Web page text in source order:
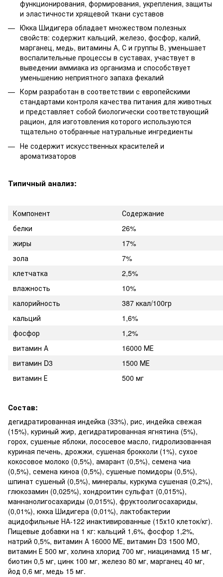
функционирования, формирования, укрепления, защиты
и эластичности хрящевой ткани суставов
Юкка Шидигера обладает множеством полезных
свойств: содержит кальций, железо, фосфор, калий,
марганец, медь, витамины А, С и группы В, уменьшает
воспалительные процессы в суставах, участвует в
выведении аммиака из организма и способствует
уменьшению неприятного запаха фекалий
Корм разработан в соответствии с европейскими
стандартами контроля качества питания для животных
и представляет собой биологически соответствующий
рацион, для изготовления которого используются
тщательно отобранные натуральные ингредиенты
Не содержит искусственных красителей и
ароматизаторов
Типичный анализ:
Компонент
Содержание
белки
26%
жиры
17%
зола
7%
клетчатка
2,5%
влажность
10%
калорийность
387 ккал/100гр
кальций
1,6%
фосфор
1,2%
витамин А
16000 МЕ
витамин D3
1500 МЕ
витамин Е
500 мг
Состав:
дегидратированная индейка (33%), рис, индейка свежая
(15%), куриный жир, дегидратированная ягнятина (5%),
горох, сушеные яблоки, лососевое масло, гидролизованная
куриная печень, дрожжи, сушеная брокколи (1%), сухое
кокосовое молоко (0,5%), амарант (0,5%), семена чиа
(0,5%), семена киноа (0,5%), сушеные помидоры (0,5%),
шпинат сушеный (0,5%), минералы, куркума сушеная (0,2%),
глюкозамин (0,025%), хондроитин сульфат (0,015%),
маннанолигосахариды (0,015%), фруктоолигосахариды,
(0,01%), юкка Шидигера (0,01%), лактобактерии
ацидофильные НА-122 инактивированные (15х10 клеток/кг).
Пищевые добавки на 1 кг: кальций 1,6%, фосфор 1,2%,
натрий 0,5%, витамин А 16000 МЕ, витамин D3 1500 МО,
витамин Е 500 мг, холина хлорид 700 мг, ниацинамид 15 мг,
биотин 0,5 мг, цинк 100 мг, железо 80 мг, марганец 40 мг,
йод 0,6 мг, медь 15 мг.